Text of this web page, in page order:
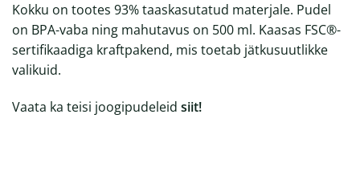
Kokku on tootes 93% taaskasutatud materjale. Pudel
on BPA-vaba ning mahutavus on 500 ml. Kaasas FSC®-
sertifikaadiga kraftpakend, mis toetab jätkusuutlikke
valikuid.
Vaata ka teisi joogipudeleid siit!